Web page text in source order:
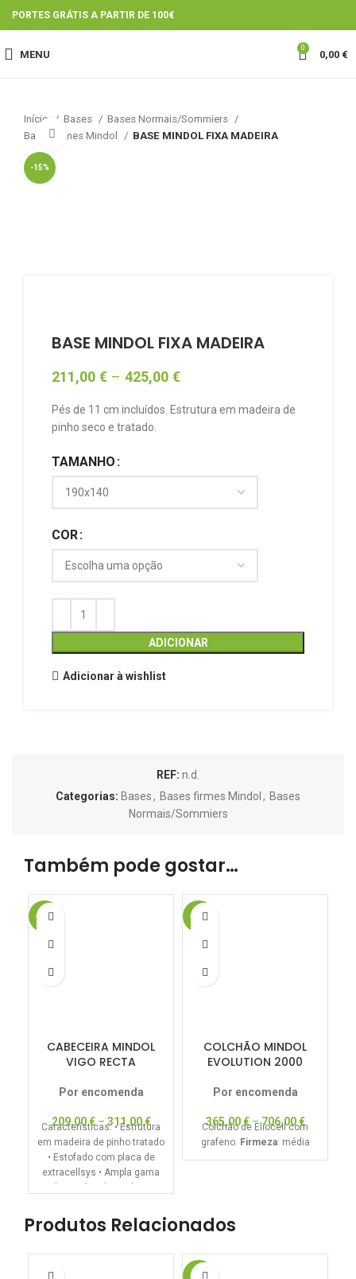
PORTES GRÁTIS A PARTIR DE 100€
MENU
0
0,00 €
Início Bases
Bases Normais/Sommiers
Bases firmes Mindol
BASE MINDOL FIXA MADEIRA
-15%
Click to enlarge
BASE MINDOL FIXA MADEIRA
211,00 € – 425,00 €
Pés de 11 cm incluídos. Estrutura em madeira de
pinho seco e tratado.
TAMANHO
COR
ADICIONAR
Adicionar à wishlist
REF: n.d.
Categorias: Bases, Bases firmes Mindol , Bases
Normais/Sommiers
Também pode gostar…
-15%
CABECEIRA MINDOL
VIGO RECTA
Por encomenda
209,00€–311,00€
Características: • Estrutura
em madeira de pinho tratado
• Estofado com placa de
extracellsys • Ampla gama
-15%
COLCHÃO MINDOL
EVOLUTION 2000
Por encomenda
365,00€–706,00€
Colchão de Eliocell com
grafeno. Firmeza: média
Produtos Relacionados
-15%